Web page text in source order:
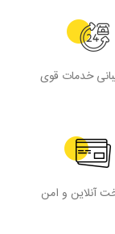
خدمات قوی
آنلاین و امن